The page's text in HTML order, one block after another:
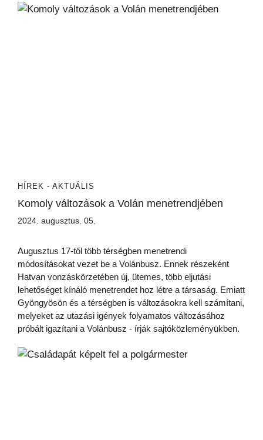
HÍREK - AKTUÁLIS
Komoly változások a Volán menetrendjében
2024. augusztus. 05.
Augusztus 17-től több térségben menetrendi
módosításokat vezet be a Volánbusz. Ennek részeként
Hatvan vonzáskörzetében új, ütemes, több eljutási
lehetőséget kínáló menetrendet hoz létre a társaság. Emiatt
Gyöngyösön és a térségben is változásokra kell számítani,
melyeket az utazási igények folyamatos változásához
próbált igazítani a Volánbusz - írják sajtóközleményükben.